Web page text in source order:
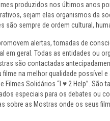
produzidos nos últimos anos
sejam elas organismos da
são sempre de ordem cultural,
alertas, tomadas de
em geral. Todas as entidades ou
são contactadas
filme na melhor qualidade possível
Filmes Solidários “I ♥ 2 Help”. São
especiais para os debates ou
sobre as Mostras onde os seus